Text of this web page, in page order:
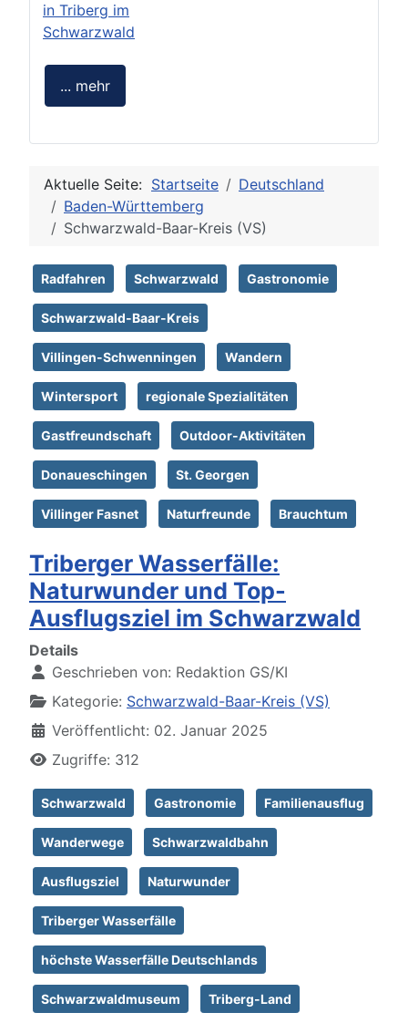
in Triberg im
Schwarzwald
... mehr
Aktuelle Seite: Startseite
Deutschland
Baden-Württemberg
Schwarzwald-Baar-Kreis (VS)
Radfahren Schwarzwald Gastronomie
Schwarzwald-Baar-Kreis
Villingen-Schwenningen Wandern
Wintersport regionale Spezialitäten
Gastfreundschaft Outdoor-Aktivitäten
Donaueschingen St. Georgen
Villinger Fasnet Naturfreunde Brauchtum
Triberger Wasserfälle:
Naturwunder und Top-
Ausflugsziel im Schwarzwald
Details
Geschrieben von: Redaktion GS/KI
Kategorie: Schwarzwald-Baar-Kreis (VS)
Veröffentlicht: 02. Januar 2025
Zugriffe: 312
Schwarzwald Gastronomie Familienausflug
Wanderwege Schwarzwaldbahn
Ausflugsziel Naturwunder
Triberger Wasserfälle
höchste Wasserfälle Deutschlands
Schwarzwaldmuseum Triberg-Land